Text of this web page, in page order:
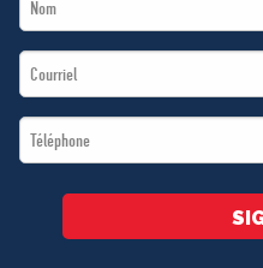
Name
Email
*
Téléphone
*